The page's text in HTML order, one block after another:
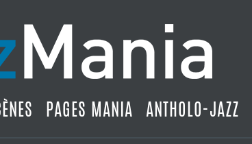
PAGES MANIA ANTHOLO-JAZZ